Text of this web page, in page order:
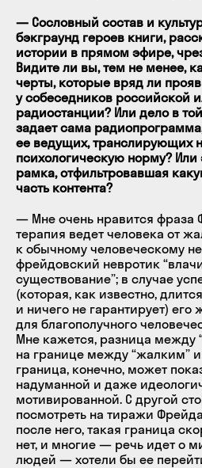
— Сословный состав и
бэкграунд героев книги,
истории в прямом эфире,
Видите ли вы, тем не менее,
черты, которые вряд ли
у собеседников российской
радиостанции? Или дело в
задает сама
ее ведущих, транслирующих
психологическую норму?
рамка, отфильтровавшая
часть контента?
— Мне очень нравится фраза
терапия ведет человека от
к обычному человеческому
фрейдовский невротик
существование”; в случае
(которая, как известно,
и ничего не гарантирует) его
для благополучного
Мне кажется, разница между
на границе между “жалким” и
граница, конечно, может
надуманной и даже
мотивированной. С другой
посмотреть на тиражи
после него, такая граница
нет, и многие — речь идет о
людей — хотели бы ее